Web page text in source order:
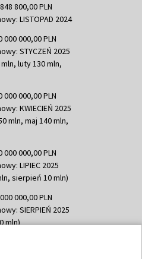
800,00 PLN
LISTOPAD 2024
000,00 PLN
STYCZEŃ 2025
luty 130 mln,
000,00 PLN
KWIECIEŃ 2025
mln, maj 140 mln,
000,00 PLN
LIPIEC 2025
sierpień 10 mln)
000,00 PLN
SIERPIEŃ 2025
mln)
051,21 PLN